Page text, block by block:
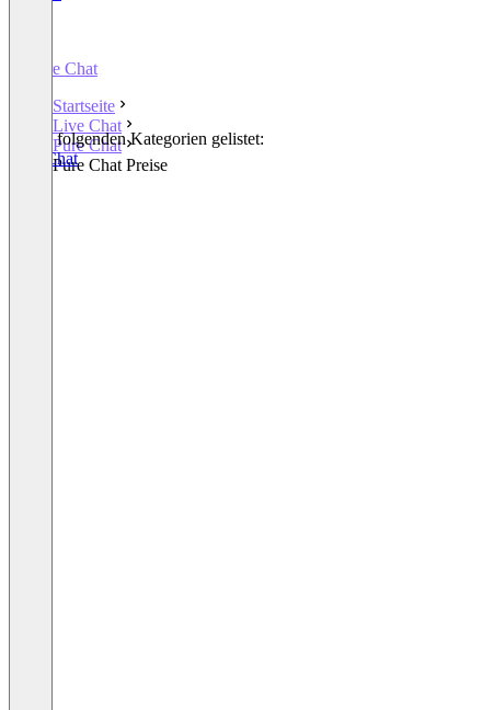
Pure Chat
Startseite
Live Chat
Pure Chat
Pure Chat Preise
In den folgenden Kategorien gelistet:
Live Chat